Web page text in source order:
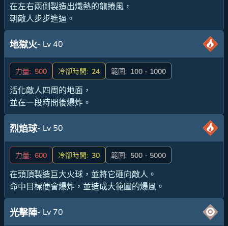
在左右兩側製造出熾熱的龍捲風，
朝敵人步步進逼。
地獄火- Lv 40
力量: 500 冷卻時間: 24 範圍: 100 - 1000
活化敵人四周的地面，
並在一段時間後爆炸。
烈焰球- Lv 50
力量: 600 冷卻時間: 30 範圍: 500 - 5000
在頭頂製造巨大火球，並將它砸向敵人。
命中目標便會爆炸，並造成大範圍的爆風。
光擊陣- Lv 70